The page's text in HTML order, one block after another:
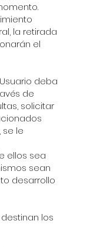
la retirada
el
deba
de
solicitar
se le
ellos sea
sean
desarrollo
los